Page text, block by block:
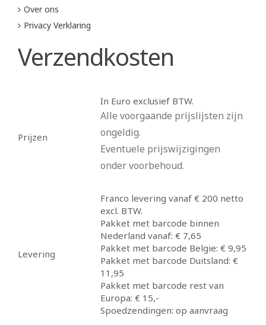
Over ons
Privacy Verklaring
Verzendkosten
Prijzen
In Euro exclusief BTW.
Alle voorgaande prijslijsten zijn
ongeldig.
Eventuele prijswijzigingen
onder voorbehoud.
Levering
Franco levering vanaf € 200 netto
excl. BTW.
Pakket met barcode binnen
Nederland vanaf: € 7,65
Pakket met barcode Belgie: € 9,95
Pakket met barcode Duitsland: €
11,95
Pakket met barcode rest van
Europa: € 15,-
Spoedzendingen: op aanvraag